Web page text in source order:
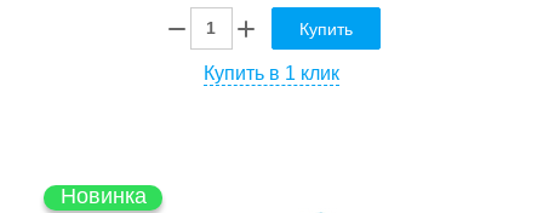
Купить
Купить в 1 клик
Новинка